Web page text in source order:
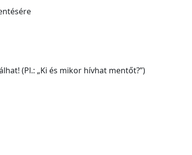
(Pl.: „Ki és mikor hívhat mentőt?”)